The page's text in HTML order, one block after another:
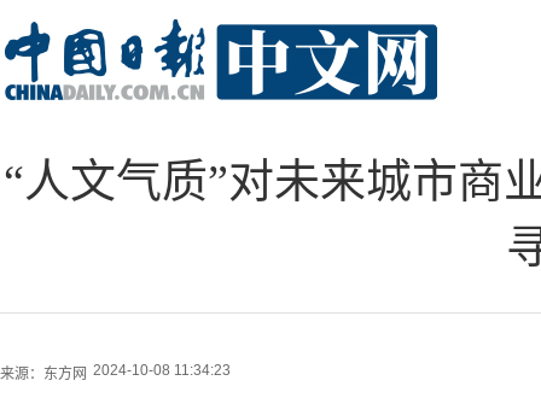
“人文气质”对未来城市商
来源： 东方网 2024-10-08 11:34:23